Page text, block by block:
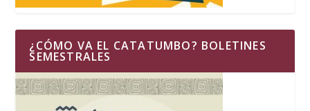
¿CÓMO VA EL CATATUMBO? BOLETINES
SEMESTRALES